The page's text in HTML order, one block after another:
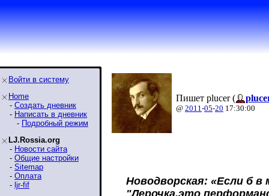
Войти в систему
Home
- Создать дневник
- Написать в дневник
- Подробный режим
LJ.Rossia.org
- Новости сайта
- Общие настройки
- Sitemap
- Оплата
- ljr-fif
Пишет plucer (
@ 2011-05-20 17:30:00
Новодворская: «Если б
"Лерочка,это